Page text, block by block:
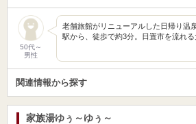
50代～
男性
老舗旅館がリニューアルした日帰り温
駅から、徒歩で約3分。日置市を流れ
関連情報から探す
家族湯ゆぅ～ゆぅ～